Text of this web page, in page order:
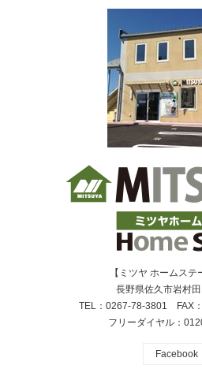
【ミツヤ ホームステ
長野県佐久市岩村
TEL：0267-78-3801 FAX
フリーダイヤル：
Facebook